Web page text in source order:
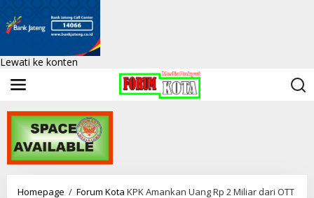
Lewati ke konten
Homepage / Forum Kota KPK Amankan Uang Rp 2 Miliar dari OTT